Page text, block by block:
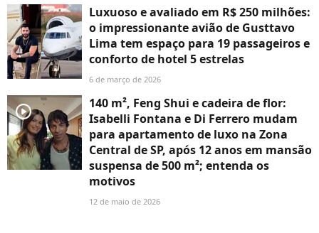
Luxuoso e avaliado em R$ 250 milhões:
o impressionante avião de Gusttavo
Lima tem espaço para 19 passageiros e
conforto de hotel 5 estrelas
6 de março de 2026
player2
140 m², Feng Shui e cadeira de flor:
Isabelli Fontana e Di Ferrero mudam
para apartamento de luxo na Zona
Central de SP, após 12 anos em mansão
suspensa de 500 m²; entenda os
motivos
12 de maio de 2026